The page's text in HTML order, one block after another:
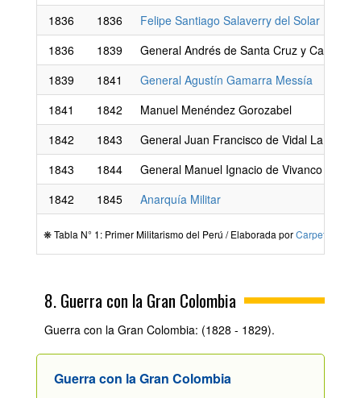
1836
1836
Felipe Santiago Salaverry del Solar
1836
1839
General Andrés de Santa Cruz y
1839
1841
General Agustín Gamarra Messía
1841
1842
Manuel Menéndez Gorozabel
1842
1843
General Juan Francisco de Vidal La Hoz
1843
1844
General Manuel Ignacio de Vivanco
1842
1845 Anarquía Militar
❋ Tabla N° 1: Primer Militarismo del Perú / Elaborada por
8. Guerra con la Gran Colombia
Guerra con la Gran Colombia: (1828 - 1829).
Guerra con la Gran Colombia